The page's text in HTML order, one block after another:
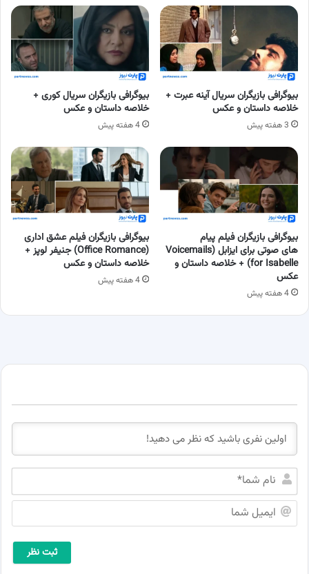
بیوگرافی بازیگران سریال آینه عبرت +
خلاصه داستان و عکس
3 هفته پیش
بیوگرافی بازیگران سریال کوری +
خلاصه داستان و عکس
4 هفته پیش
بیوگرافی بازیگران فیلم پیام
های صوتی برای ایزابل (Voicemails
for Isabelle) + خلاصه داستان و
عکس
4 هفته پیش
بیوگرافی بازیگران فیلم عشق اداری
(Office Romance) جنیفر لوپز +
خلاصه داستان و عکس
4 هفته پیش
م
م